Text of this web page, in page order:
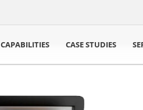
CAPABILITIES CASE STUDIES